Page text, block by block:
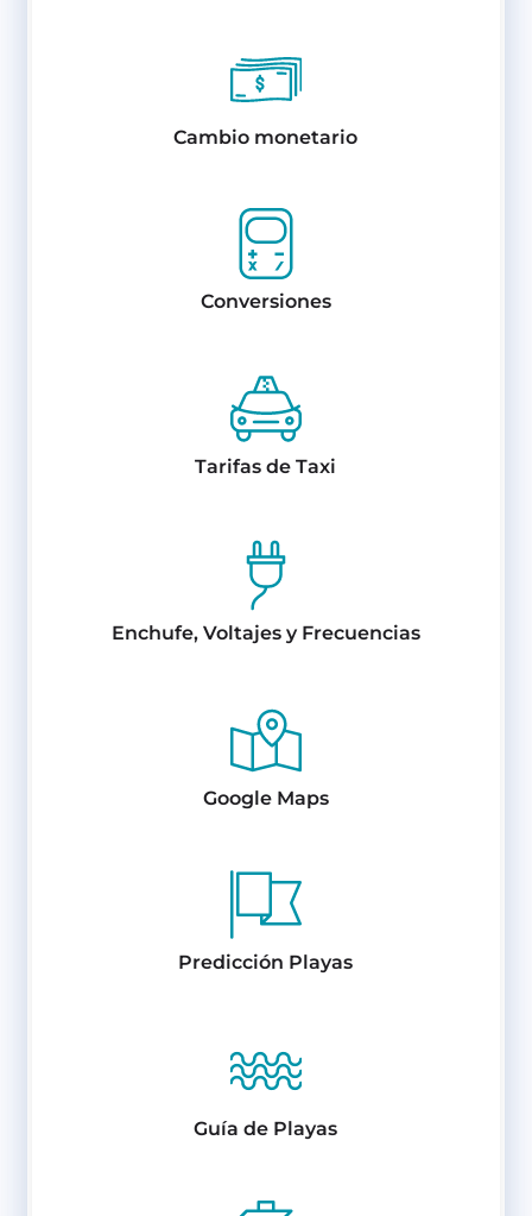
Cambio monetario
Conversiones
Tarifas de Taxi
Enchufe, Voltajes y Frecuencias
Google Maps
Predicción Playas
Guía de Playas